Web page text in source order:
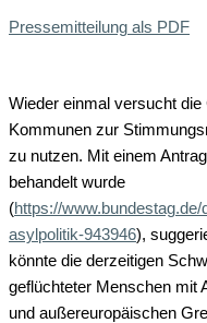
Pressemitteilung als PDF
Wieder einmal versucht
Kommunen zur
zu nutzen. Mit einem
behandelt wurde
(https://
asylpolitik-943946),
könnte die derzeitigen
geflüchteter Menschen mit
und außereuropäischen